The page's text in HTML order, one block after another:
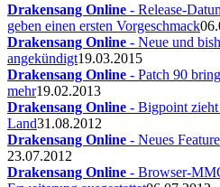
Drakensang Online - Release-
geben einen ersten Vorgeschmack
Drakensang Online - Neue und
angekündigt19.03.2015
Drakensang Online - Patch 90
mehr19.02.2013
Drakensang Online - Bigpoint
Land31.08.2012
Drakensang Online - Neues
23.07.2012
Drakensang Online - Browser-